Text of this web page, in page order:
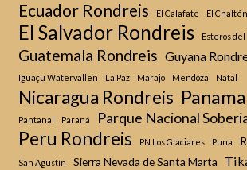
Ecuador Rondreis El Calafate El Chaltén
El Salvador Rondreis Esteros
Guatemala Rondreis Guyana
Iguaçu Watervallen
La Paz Marajo Mendoza Natal
Nicaragua Rondreis
Pantanal Paraná Parque Nacional
Peru Rondreis PN Los Glaciares Puna
San Agustín
Sierra Nevada de Santa Marta